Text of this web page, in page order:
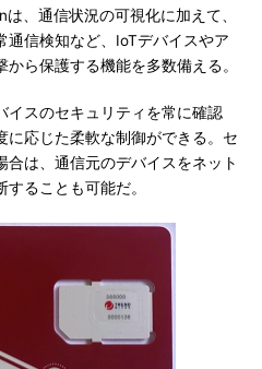
、通信状況の可視化に加えて、
通信検知など、IoTデバイスやア
ら保護する機能を多数備える。
スのセキュリティを常に確認
に応じた柔軟な制御ができる。セ
合は、通信元のデバイスをネット
ることも可能だ。